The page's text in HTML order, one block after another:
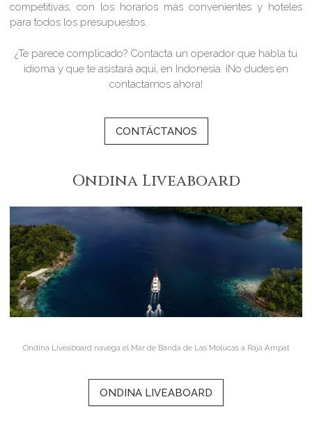
competitivas, con los horarios más convenientes y hoteles
para todos los presupuestos.
¿Te parece complicado? Contacta un operador que habla tu
idioma y que te asistará aquí, en Indonesia. ¡No dudes en
contactarnos ahora!
CONTÁCTANOS
Ondina Liveaboard
Ondina Liveaboard navega el Mar de Banda de Las Molucas a Raja Ampat
ONDINA LIVEABOARD